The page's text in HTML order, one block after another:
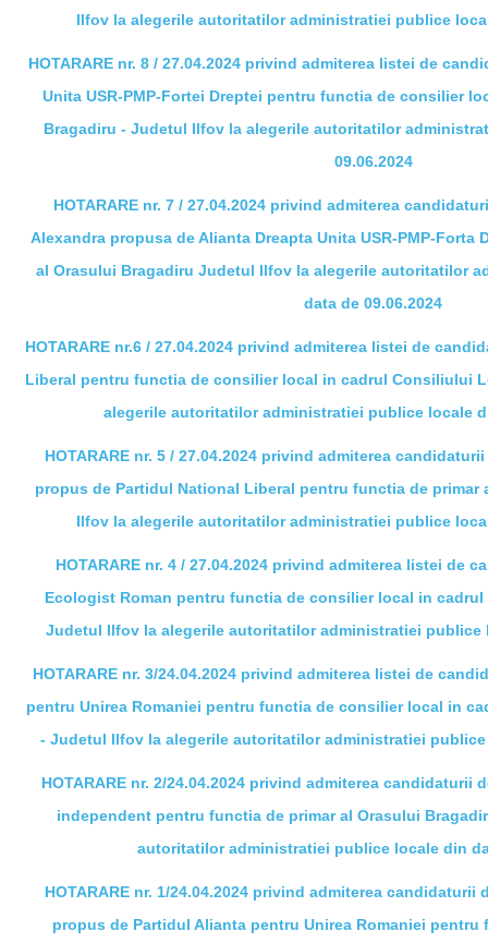
Ilfov la alegerile autoritatilor administratiei publice
HOTARARE nr. 8 / 27.04.2024 privind admiterea listei de
Unita USR-PMP-Fortei Dreptei pentru functia de consilier
Bragadiru - Judetul Ilfov la alegerile autoritatilor
09.06.2024
HOTARARE nr. 7 / 27.04.2024 privind admiterea
Alexandra propusa de Alianta Dreapta Unita USR-PMP-Forta
al Orasului Bragadiru Judetul Ilfov la alegerile autoritatilor
data de 09.06.2024
HOTARARE nr.6 / 27.04.2024 privind admiterea listei de
Liberal pentru functia de consilier local in cadrul Consiliului
alegerileautoritatilor administratiei publice locale
HOTARARE nr. 5 / 27.04.2024 privind admiterea
propus de Partidul National Liberal pentru functia de primar
Ilfov la alegerile autoritatilor administratiei publice
HOTARARE nr. 4 / 27.04.2024 privind admiterea listei de
Ecologist Roman pentru functia de consilier local in
Judetul Ilfov la alegerile autoritatilor administratiei publice
HOTARARE nr. 3/24.04.2024 privind admiterea listei de
pentru Unirea Romaniei pentru functia de consilier local in
- Judetul Ilfov la alegerile autoritatilor administratiei publice
HOTARARE nr. 2/24.04.2024 privind admiterea candidaturii
independent pentru functia de primar al Orasului
autoritatilor administratiei publice locale din
HOTARARE nr. 1/24.04.2024 privind admiterea
propus de Partidul Alianta pentru Unirea Romaniei pentru